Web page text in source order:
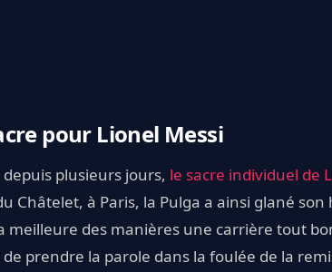
pour Lionel Messi
plusieurs jours, le sacre individuel de
Châtelet, à Paris, la Pulga a ainsi glané
meilleure des manières une carrière tout
prendre la parole dans la foulée de la